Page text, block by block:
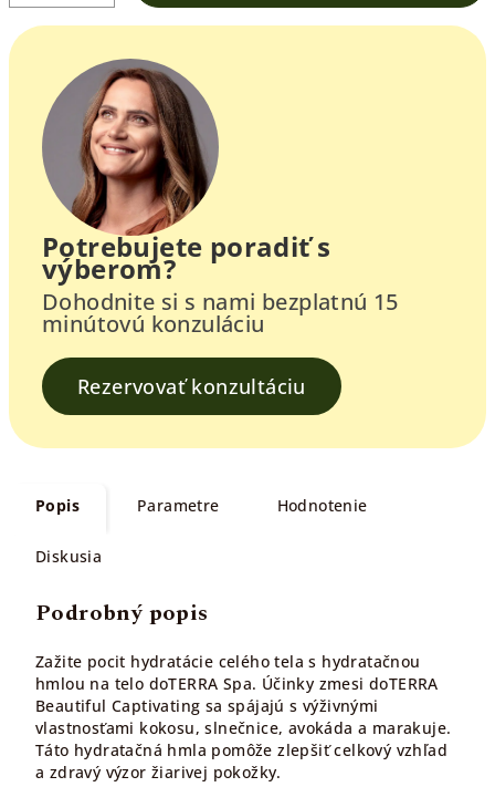
Potrebujete poradiť s
výberom?
Dohodnite si s nami bezplatnú 15
minútovú konzuláciu
Rezervovať konzultáciu
Popis Parametre Hodnotenie
Diskusia
Podrobný popis
Zažite pocit hydratácie celého tela s hydratačnou
hmlou na telo doTERRA Spa. Účinky zmesi doTERRA
Beautiful Captivating sa spájajú s výživnými
vlastnosťami kokosu, slnečnice, avokáda a marakuje.
Táto hydratačná hmla pomôže zlepšiť celkový vzhľad
a zdravý výzor žiarivej pokožky.